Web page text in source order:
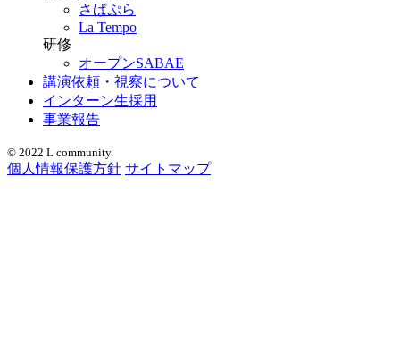
さばぷら
La Tempo
研修
オープンSABAE
講演依頼・視察について
インターン生採用
事業報告
© 2022 L community.
個人情報保護方針 サイトマップ